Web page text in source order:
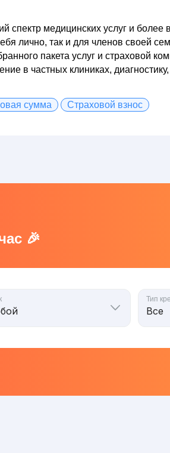
спектр медицинских услуг и более
лично, так и для членов своей
пакета услуг и страховой
в частных клиниках,
сумма Страховой взнос
🎉
Тип